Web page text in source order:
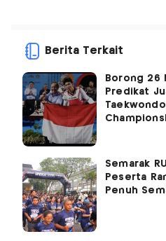
Berita Terkait
Borong 26
Predikat
Semarak
Peserta
Penuh